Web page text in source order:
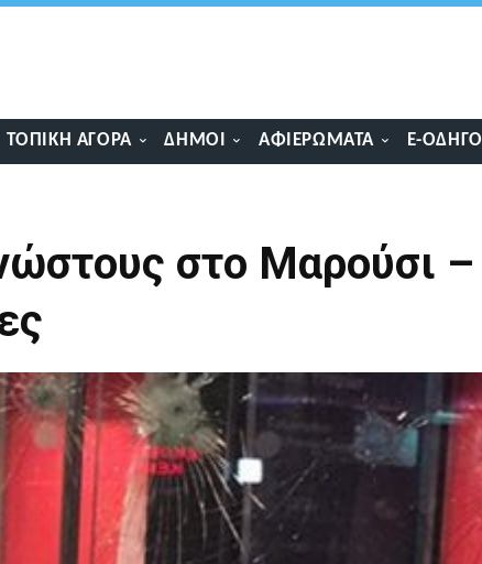
ΤΟΠΙΚΉ ΑΓΟΡΆ ΔΉΜΟΙ ΑΦΙΕΡΏΜΑΤΑ E-ΟΔΗΓΟΊ
στο Μαρούσι –